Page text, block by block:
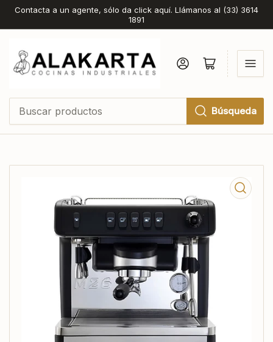
Contacta a un agente, sólo da click aquí. Llámanos al (33) 3614
1891
Búsqueda
Iniciar sesiónAbrir cesta pequeña
Abrir
medios
1
en
modal